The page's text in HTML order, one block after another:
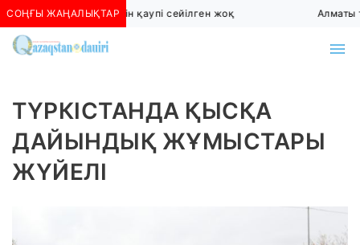
СОҢҒЫ ЖАҢАЛЫҚТАР
Алматыда көшкін қаупі сейілген жоқ Алматы
ТҮРКІСТАНДА ҚЫСҚА
ДАЙЫНДЫҚ ЖҰМЫСТАРЫ
ЖҮЙЕЛІ